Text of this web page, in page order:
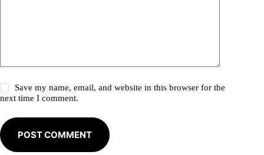
Save my name, email, and website in this browser for the
next time I comment.
POST COMMENT